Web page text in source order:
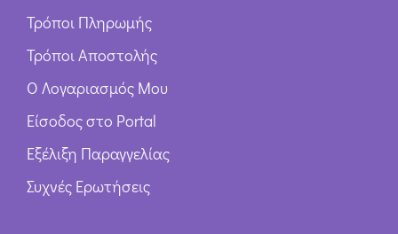
Τρόποι Πληρωμής
Τρόποι Αποστολής
Ο Λογαριασμός Μου
Είσοδος στο Portal
Εξέλιξη Παραγγελίας
Συχνές Ερωτήσεις